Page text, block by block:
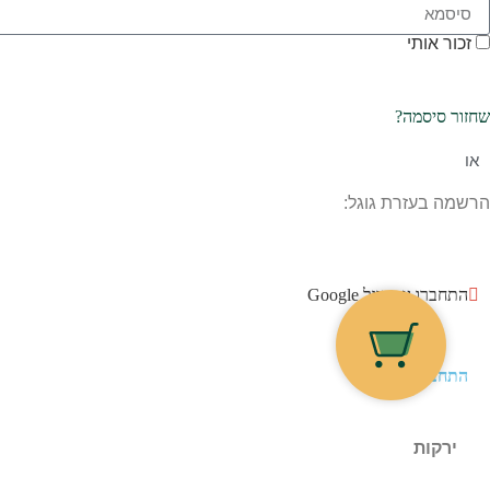
זכור אותי
שחזור סיסמה?
או
הרשמה בעזרת גוגל:
התחברו עם גוגל Google
התחברות
ירקות